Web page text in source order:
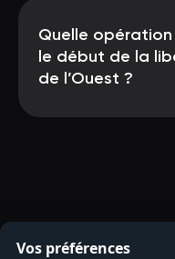
Quelle
le début de la
de l’Ouest ?
Vos préférences